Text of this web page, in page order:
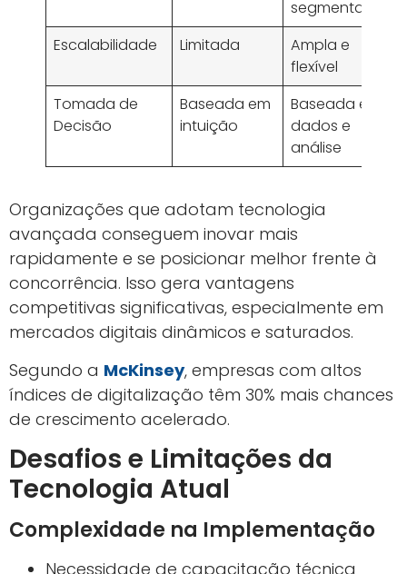
segmentada
Escalabilidade
Limitada
Ampla e
flexível
Tomada de
Decisão
Baseada em
intuição
Baseada em
dados e
análise
Organizações que adotam tecnologia
avançada conseguem inovar mais
rapidamente e se posicionar melhor frente à
concorrência. Isso gera vantagens
competitivas significativas, especialmente em
mercados digitais dinâmicos e saturados.
Segundo a McKinsey, empresas com altos
índices de digitalização têm 30% mais chances
de crescimento acelerado.
Desafios e Limitações da
Tecnologia Atual
Complexidade na Implementação
Necessidade de capacitação técnica